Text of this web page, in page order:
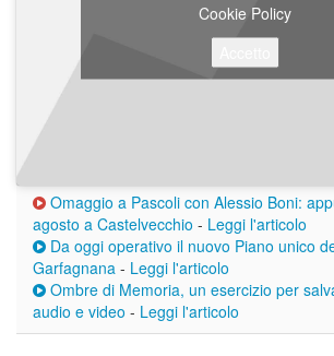
Cookie Policy
Omaggio a Pascoli con Alessio Boni:
agosto a Castelvecchio - Leggi l'articolo
Da oggi operativo il nuovo Piano unico
Garfagnana - Leggi l'articolo
Ombre di Memoria, un esercizio per
audio e video - Leggi l'articolo